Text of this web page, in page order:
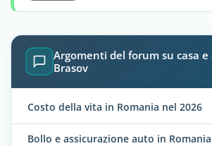
Argomenti del forum su casa e
Brasov
Costo della vita in Romania nel 2026
Bollo e assicurazione auto in Romania